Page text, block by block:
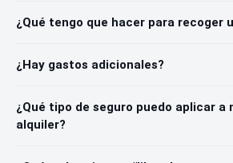
¿Qué tengo que hacer para recoger
¿Hay gastos adicionales?
¿Qué tipo de seguro puedo aplicar a
alquiler?